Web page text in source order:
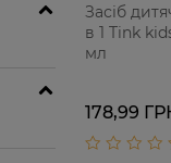
Засіб
в 1 Tink
мл
178,99